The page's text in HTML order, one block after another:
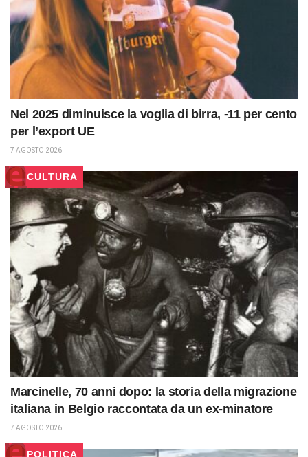
Nel 2025 diminuisce la voglia di birra, -11 per cento
per l’export UE
7 AGOSTO 2026
CULTURA
Marcinelle, 70 anni dopo: la storia della migrazione
italiana in Belgio raccontata da un ex-minatore
7 AGOSTO 2026
POLITICA